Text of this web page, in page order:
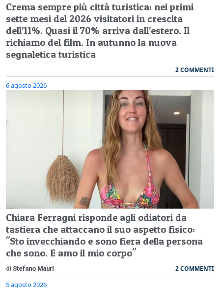
Crema sempre più città turistica: nei primi
sette mesi del 2026 visitatori in crescita
dell’11%. Quasi il 70% arriva dall’estero. Il
richiamo del film. In autunno la nuova
segnaletica turistica
2 COMMENTI
6 agosto 2026
Chiara Ferragni risponde agli odiatori da
tastiera che attaccano il suo aspetto fisico:
"Sto invecchiando e sono fiera della persona
che sono. E amo il mio corpo"
di Stefano Mauri 2 COMMENTI
5 agosto 2026